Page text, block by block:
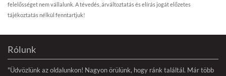
felelősséget nem vállalunk. A tévedés, árváltoztatás és elírás jogát előzetes
tájékoztatás nélkül fenntartjuk!
Rólunk
"Üdvözlünk az oldalunkon! Nagyon örülünk, hogy ránk találtál. Már több